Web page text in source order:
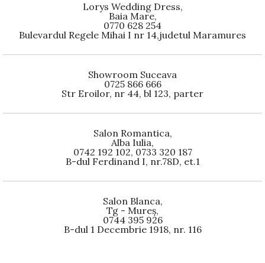
Lorys Wedding Dress,
Baia Mare,
0770 628 254
Bulevardul Regele Mihai I nr 14,judetul Maramures
Showroom Suceava
0725 866 666
Str Eroilor, nr 44, bl 123, parter
Salon Romantica,
Alba Iulia,
0742 192 102, 0733 320 187
B-dul Ferdinand I, nr.78D, et.1
Salon Blanca,
Tg - Mureș,
0744 395 926
B-dul 1 Decembrie 1918, nr. 116